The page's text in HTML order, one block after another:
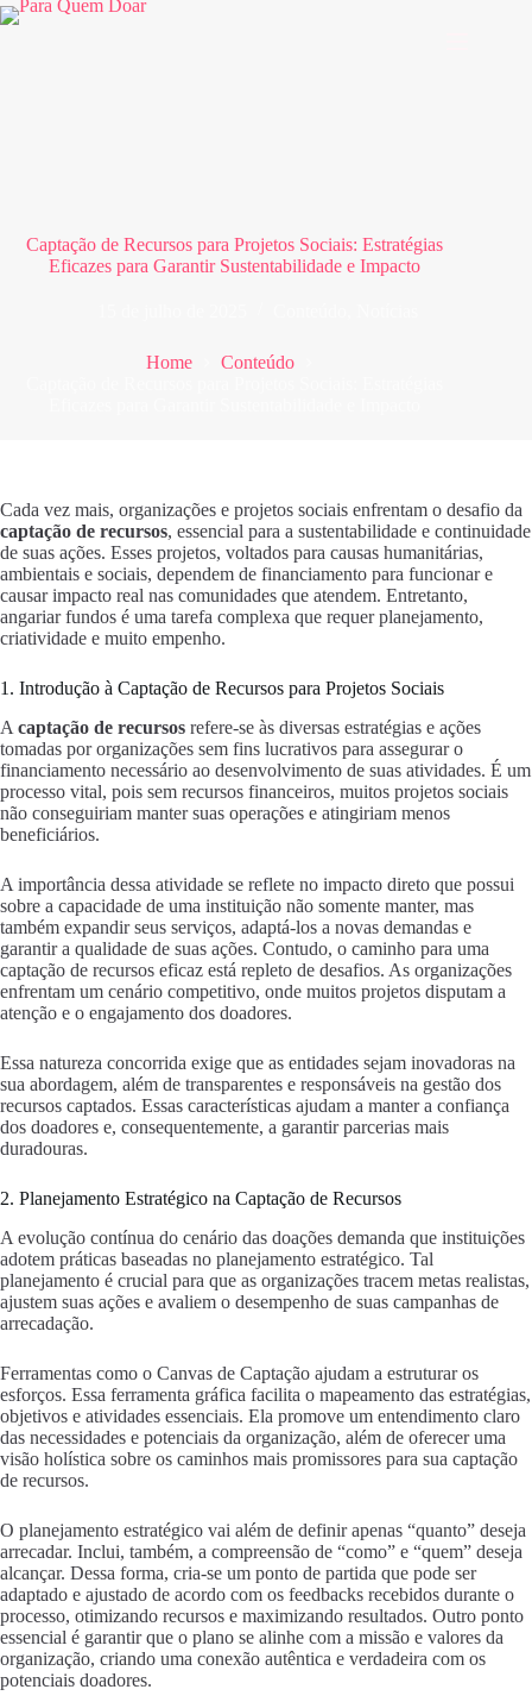
Pular
para
Captação de Recursos para Projetos Sociais: Estratégias
Eficazes para Garantir Sustentabilidade e Impacto
Home
Conteúdo
Cada vez mais, organizações e projetos sociais enfrentam o desafio da
captação de recursos, essencial para a sustentabilidade e continuidade
de suas ações. Esses projetos, voltados para causas humanitárias,
ambientais e sociais, dependem de financiamento para funcionar e
causar impacto real nas comunidades que atendem. Entretanto,
angariar fundos é uma tarefa complexa que requer planejamento,
criatividade e muito empenho.
1. Introdução à Captação de Recursos para Projetos Sociais
A captação de recursos refere-se às diversas estratégias e ações
tomadas por organizações sem fins lucrativos para assegurar o
financiamento necessário ao desenvolvimento de suas atividades. É um
processo vital, pois sem recursos financeiros, muitos projetos sociais
não conseguiriam manter suas operações e atingiriam menos
beneficiários.
A importância dessa atividade se reflete no impacto direto que possui
sobre a capacidade de uma instituição não somente manter, mas
também expandir seus serviços, adaptá-los a novas demandas e
garantir a qualidade de suas ações. Contudo, o caminho para uma
captação de recursos eficaz está repleto de desafios. As organizações
enfrentam um cenário competitivo, onde muitos projetos disputam a
atenção e o engajamento dos doadores.
Essa natureza concorrida exige que as entidades sejam inovadoras na
sua abordagem, além de transparentes e responsáveis na gestão dos
recursos captados. Essas características ajudam a manter a confiança
dos doadores e, consequentemente, a garantir parcerias mais
duradouras.
2. Planejamento Estratégico na Captação de Recursos
A evolução contínua do cenário das doações demanda que instituições
adotem práticas baseadas no planejamento estratégico. Tal
planejamento é crucial para que as organizações tracem metas realistas,
ajustem suas ações e avaliem o desempenho de suas campanhas de
arrecadação.
Ferramentas como o Canvas de Captação ajudam a estruturar os
esforços. Essa ferramenta gráfica facilita o mapeamento das estratégias,
objetivos e atividades essenciais. Ela promove um entendimento claro
das necessidades e potenciais da organização, além de oferecer uma
visão holística sobre os caminhos mais promissores para sua captação
de recursos.
O planejamento estratégico vai além de definir apenas “quanto” deseja
arrecadar. Inclui, também, a compreensão de “como” e “quem” deseja
alcançar. Dessa forma, cria-se um ponto de partida que pode ser
adaptado e ajustado de acordo com os feedbacks recebidos durante o
processo, otimizando recursos e maximizando resultados. Outro ponto
essencial é garantir que o plano se alinhe com a missão e valores da
organização, criando uma conexão autêntica e verdadeira com os
potenciais doadores.